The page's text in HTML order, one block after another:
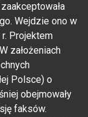
Wejdzie ono w
Projektem
założeniach
Polsce) o
obejmowały
faksów.